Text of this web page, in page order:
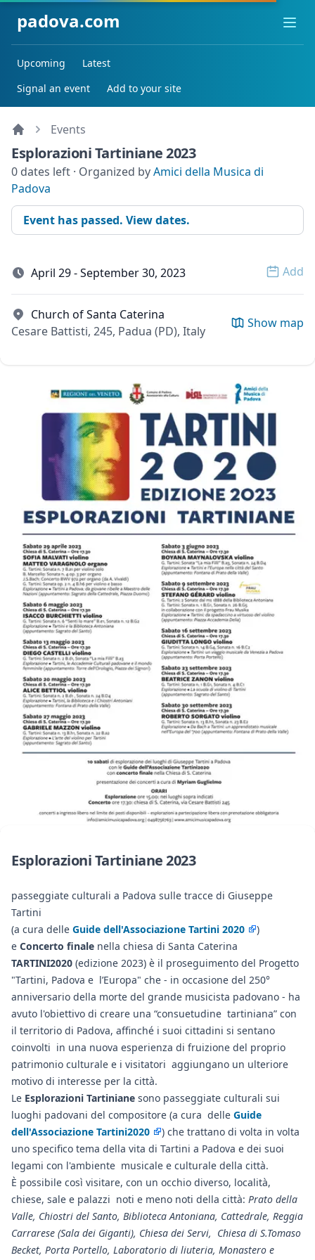
padova.com
Upcoming
Latest
Signal an event
Add to your site
Events
Esplorazioni Tartiniane 2023
0 dates left · Organized byAmici della Musica di
Padova
Event has passed. View dates.
April 29 - September 30, 2023 Add
Church of Santa Caterina
Cesare Battisti, 245, Padua (PD), Italy
Show map
Esplorazioni Tartiniane 2023
passeggiate culturali a Padova sulle tracce di Giuseppe
Tartini
(a cura delle Guide dell'Associazione Tartini 2020
)
e Concerto finale nella chiesa di Santa Caterina
TARTINI2020 (edizione 2023) è il proseguimento del Progetto
"Tartini, Padova e l’Europa" che - in occasione del 250°
anniversario della morte del grande musicista padovano - ha
avuto l'obiettivo di creare una “consuetudine tartiniana” con
il territorio di Padova, affinché i suoi cittadini si sentano
coinvolti in una nuova esperienza di fruizione del proprio
patrimonio culturale e i visitatori aggiungano un ulteriore
motivo di interesse per la città.
Le Esplorazioni Tartiniane sono passeggiate culturali sui
luoghi padovani del compositore (a cura delle Guide
dell'Associazione Tartini2020
) che trattano di volta in volta
uno specifico tema della vita di Tartini a Padova e dei suoi
legami con l'ambiente musicale e culturale della città.
È possibile così visitare, con un occhio diverso, località,
chiese, sale e palazzi noti e meno noti della città: Prato della
Valle, Chiostri del Santo, Biblioteca Antoniana, Cattedrale, Reggia
Carrarese (Sala dei Giganti), Chiesa dei Servi, Chiesa di S.Tomaso
Becket, Porta Portello, Laboratorio di liuteria, Monastero e